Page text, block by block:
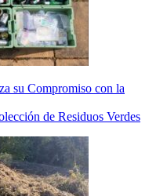
su Compromiso con la
de Residuos Verdes